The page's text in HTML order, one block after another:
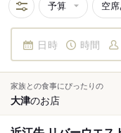
予算 空席
日時 時間
家族との食事にぴったりの
大津のお店